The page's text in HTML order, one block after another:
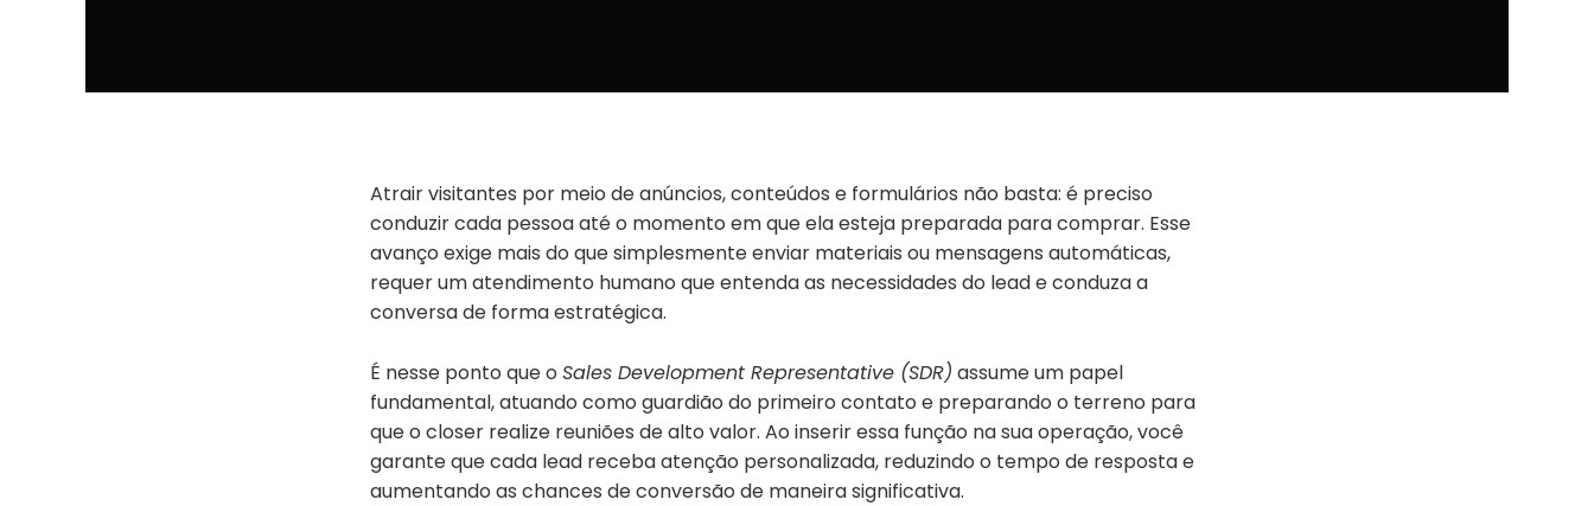
Atrair visitantes por meio de anúncios, conteúdos e formulários não basta: é preciso
conduzir cada pessoa até o momento em que ela esteja preparada para comprar. Esse
avanço exige mais do que simplesmente enviar materiais ou mensagens automáticas,
requer um atendimento humano que entenda as necessidades do lead e conduza a
conversa de forma estratégica.
É nesse ponto que o Sales Development Representative (SDR) assume um papel
fundamental, atuando como guardião do primeiro contato e preparando o terreno para
que o closer realize reuniões de alto valor. Ao inserir essa função na sua operação, você
garante que cada lead receba atenção personalizada, reduzindo o tempo de resposta e
aumentando as chances de conversão de maneira significativa.